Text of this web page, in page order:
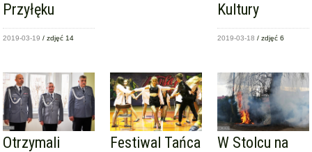
Przyłęku
2019-03-19 / zdjęć 14
Kultury
2019-03-18 / zdjęć 6
Otrzymali
Festiwal Tańca
W Stolcu na